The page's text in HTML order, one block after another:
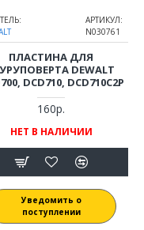
АРТИКУЛ:
N030761
ПЛАСТИНА ДЛЯ
DEWALT
DCD710, DCD710C2P
160р.
НЕТ В НАЛИЧИИ
Уведомить о
поступлении